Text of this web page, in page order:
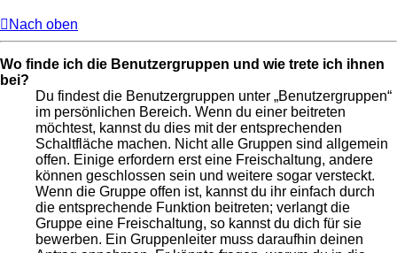
Nach oben
Wo finde ich die Benutzergruppen und wie trete ich ihnen
bei?
Du findest die Benutzergruppen unter „Benutzergruppen“
im persönlichen Bereich. Wenn du einer beitreten
möchtest, kannst du dies mit der entsprechenden
Schaltfläche machen. Nicht alle Gruppen sind allgemein
offen. Einige erfordern erst eine Freischaltung, andere
können geschlossen sein und weitere sogar versteckt.
Wenn die Gruppe offen ist, kannst du ihr einfach durch
die entsprechende Funktion beitreten; verlangt die
Gruppe eine Freischaltung, so kannst du dich für sie
bewerben. Ein Gruppenleiter muss daraufhin deinen